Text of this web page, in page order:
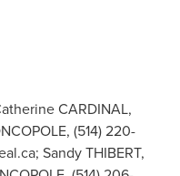
CARDINAL,
(514) 220-
; Sandy THIBERT,